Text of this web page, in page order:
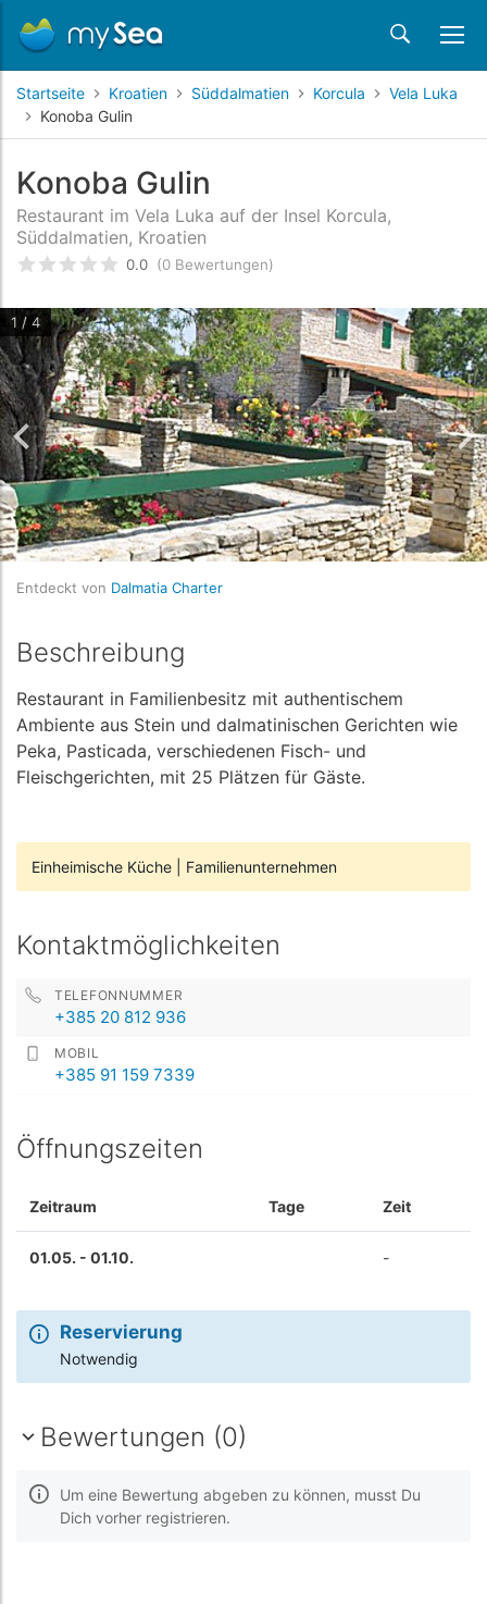
Startseite Kroatien Süddalmatien Korcula
Vela Luka
Konoba Gulin
Konoba Gulin
Restaurant im Vela Luka auf der Insel Korcula,
Süddalmatien, Kroatien
bewertet0 /5 beyogen auf
0.0 (0 Bewertungen)
1 / 4
Entdeckt von Dalmatia Charter
Beschreibung
Restaurant in Familienbesitz mit authentischem
Ambiente aus Stein und dalmatinischen Gerichten wie
Peka, Pasticada, verschiedenen Fisch- und
Fleischgerichten, mit 25 Plätzen für Gäste.
Einheimische Küche Familienunternehmen
Kontaktmöglichkeiten
TELEFONNUMMER
+385 20 812 936
MOBIL
+385 91 159 7339
Öffnungszeiten
Zeitraum Tage Zeit
01.05. - 01.10. -
Reservierung
Notwendig
Bewertungen (0)
Um eine Bewertung abgeben zu können, musst Du
Dich vorher registrieren.